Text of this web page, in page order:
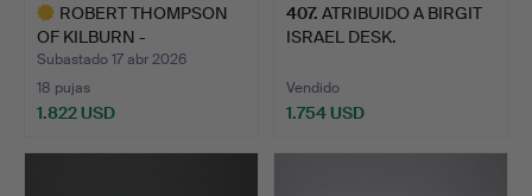
ROBERT THOMPSON
OF KILBURN -
ESCRITORIO 'M…
Subastado 17 abr 2026
18 pujas
1.822 USD
407. ATRIBUIDO A BIRGIT
ISRAEL DESK.
Vendido
1.754 USD